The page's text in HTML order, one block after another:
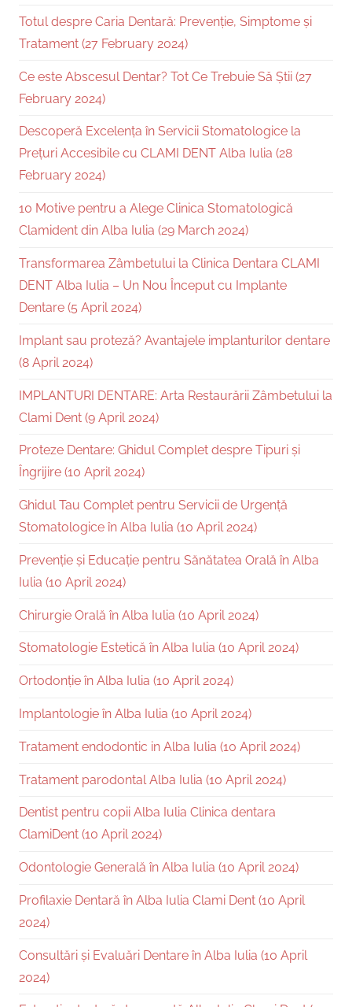
Totul despre Caria Dentară: Prevenție, Simptome și
Tratament (27 February 2024)
Ce este Abscesul Dentar? Tot Ce Trebuie Să Știi (27
February 2024)
Descoperă Excelența în Servicii Stomatologice la
Prețuri Accesibile cu CLAMI DENT Alba Iulia (28
February 2024)
10 Motive pentru a Alege Clinica Stomatologică
Clamident din Alba Iulia (29 March 2024)
Transformarea Zâmbetului la Clinica Dentara CLAMI
DENT Alba Iulia – Un Nou Început cu Implante
Dentare (5 April 2024)
Implant sau proteză? Avantajele implanturilor dentare
(8 April 2024)
IMPLANTURI DENTARE: Arta Restaurării Zâmbetului la
Clami Dent (9 April 2024)
Proteze Dentare: Ghidul Complet despre Tipuri și
Îngrijire (10 April 2024)
Ghidul Tau Complet pentru Servicii de Urgență
Stomatologice în Alba Iulia (10 April 2024)
Prevenție și Educație pentru Sănătatea Orală în Alba
Iulia (10 April 2024)
Chirurgie Orală în Alba Iulia (10 April 2024)
Stomatologie Estetică în Alba Iulia (10 April 2024)
Ortodonție în Alba Iulia (10 April 2024)
Implantologie în Alba Iulia (10 April 2024)
Tratament endodontic in Alba Iulia (10 April 2024)
Tratament parodontal Alba Iulia (10 April 2024)
Dentist pentru copii Alba Iulia Clinica dentara
ClamiDent (10 April 2024)
Odontologie Generală în Alba Iulia (10 April 2024)
Profilaxie Dentară în Alba Iulia Clami Dent (10 April
2024)
Consultări și Evaluări Dentare în Alba Iulia (10 April
2024)